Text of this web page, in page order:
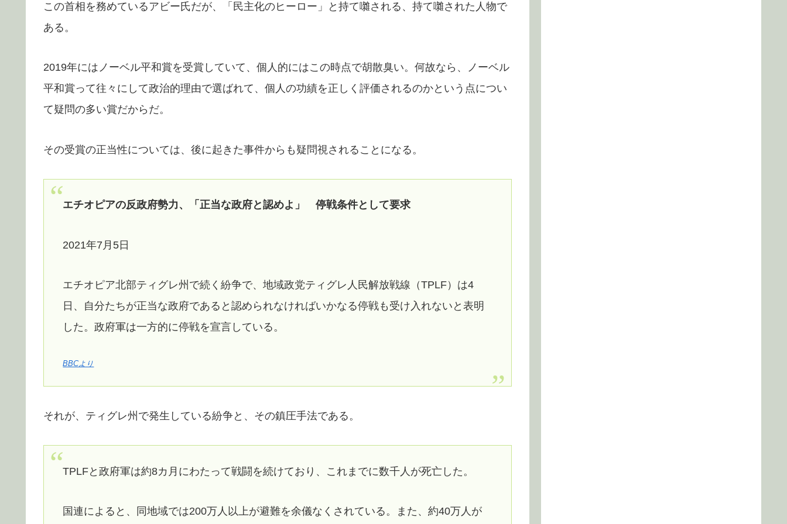
この首相を務めているアビー氏だが、「民主化のヒーロー」と持て囃される、持て囃された人物で
ある。
2019年にはノーベル平和賞を受賞していて、個人的にはこの時点で胡散臭い。何故なら、ノーベル
平和賞って往々にして政治的理由で選ばれて、個人の功績を正しく評価されるのかという点につい
て疑問の多い賞だからだ。
その受賞の正当性については、後に起きた事件からも疑問視されることになる。
エチオピアの反政府勢力、「正当な政府と認めよ」 停戦条件として要求
2021年7月5日
エチオピア北部ティグレ州で続く紛争で、地域政党ティグレ人民解放戦線（TPLF）は4
日、自分たちが正当な政府であると認められなければいかなる停戦も受け入れないと表明
した。政府軍は一方的に停戦を宣言している。
BBCより
それが、ティグレ州で発生している紛争と、その鎮圧手法である。
TPLFと政府軍は約8カ月にわたって戦闘を続けており、これまでに数千人が死亡した。
国連によると、同地域では200万人以上が避難を余儀なくされている。また、約40万人が